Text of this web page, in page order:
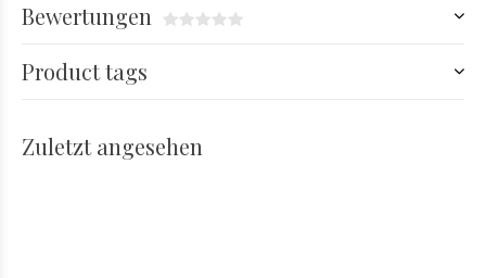
Bewertungen
Product tags
Zuletzt angesehen